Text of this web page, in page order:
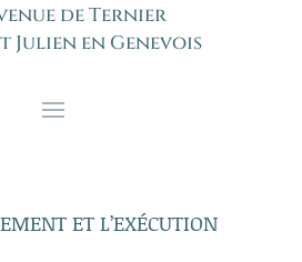
de Ternier
Julien en Genevois
ET L’EXÉCUTION